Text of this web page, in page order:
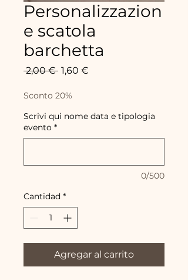
Personalizzazion
e scatola
barchetta
2,00 € Precio
1,60 €
Sconto 20%
Scrivi qui nome data e tipologia
evento *
0/500
Cantidad *
Agregar al carrito